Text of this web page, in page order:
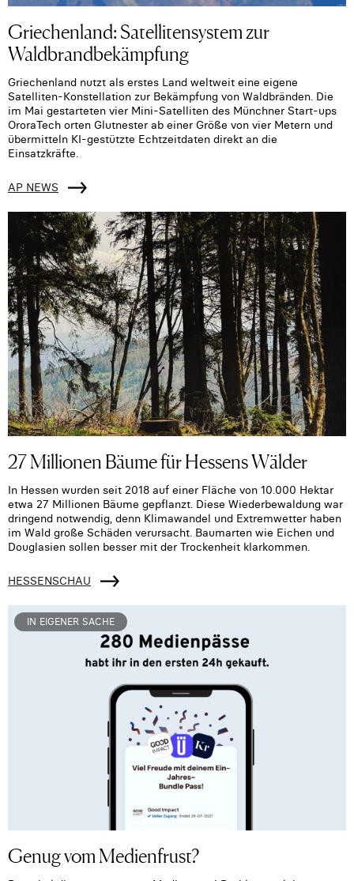
Griechenland: Satellitensystem zur
Waldbrandbekämpfung
Griechenland nutzt als erstes Land weltweit eine eigene
Satelliten-Konstellation zur Bekämpfung von Waldbränden. Die
im Mai gestarteten vier Mini-Satelliten des Münchner Start-ups
OroraTech orten Glutnester ab einer Größe von vier Metern und
übermitteln KI-gestützte Echtzeitdaten direkt an die
Einsatzkräfte.
AP NEWS
27 Millionen Bäume für Hessens Wälder
In Hessen wurden seit 2018 auf einer Fläche von 10.000 Hektar
etwa 27 Millionen Bäume gepflanzt. Diese Wiederbewaldung war
dringend notwendig, denn Klimawandel und Extremwetter haben
im Wald große Schäden verursacht. Baumarten wie Eichen und
Douglasien sollen besser mit der Trockenheit klarkommen.
HESSENSCHAU
IN EIGENER SACHE
Genug vom Medienfrust?